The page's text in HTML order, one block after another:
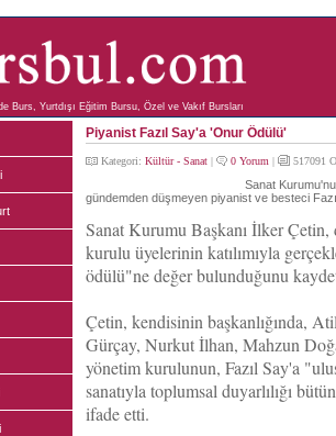
Burs, Yurtdışı Eğitim Bursu, Özel ve Vakıf Bursları
Piyanist Fazıl Say'a 'Onur Ödülü'
Kategori: Kültür - Sanat| 0 Yorum | 517091
Sanat
gündemden düşmeyen piyanist ve besteci
Sanat Kurumu Başkanı İlker Çetin,
kurulu üyelerinin katılımıyla
ödülü"ne değer bulunduğunu
Çetin, kendisinin başkanlığında,
Gürçay, Nurkut İlhan, Mahzun
yönetim kurulunun, Fazıl Say'a
sanatıyla toplumsal duyarlılığı
ifade etti.